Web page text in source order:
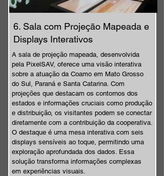
6. Sala com Projeção Mapeada e
Displays Interativos
A sala de projeção mapeada, desenvolvida
pela PixelSAV, oferece uma visão interativa
sobre a atuação da Coamo em Mato Grosso
do Sul, Paraná e Santa Catarina. Com
projeções que destacam os contornos dos
estados e informações cruciais como produção
e distribuição, os visitantes podem se conectar
diretamente com a contribuição da cooperativa.
O destaque é uma mesa interativa com seis
displays sensíveis ao toque, permitindo uma
exploração aprofundada dos dados. Essa
solução transforma informações complexas
em experiências visuais.